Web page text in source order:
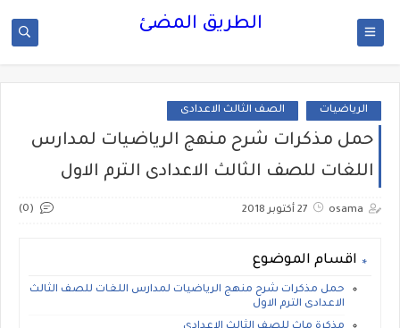
الطريق المضئ
الرياضيات الصف الثالث الاعدادى
حمل مذكرات شرح منهج الرياضيات لمدارس
اللغات للصف الثالث الاعدادى الترم الاول
osama 27 أكتوبر 2018 (0)
اقسام الموضوع
حمل مذكرات شرح منهج الرياضيات لمدارس اللغات للصف الثالث
الاعدادى الترم الاول